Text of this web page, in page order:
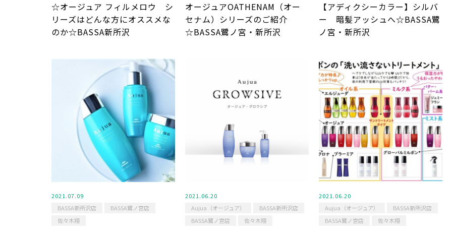
☆オージュア フィルメロウ シ
リーズはどんな方にオススメな
のか☆BASSA新所沢
オージュアOATHENAM（オー
セナム）シリーズのご紹介
☆BASSA鷺ノ宮・新所沢
【アディクシーカラー】シルバ
ー 暗髪アッシュへ☆BASSA鷺
ノ宮・新所沢
2021.07.09
BASSA新所沢店
BASSA鷺ノ宮店
佐々木翔
2021.06.20
Aujua（オージュア）
BASSA新所沢店
BASSA鷺ノ宮店
佐々木翔
2021.06.20
Aujua（オージュア）
BASSA新所沢店
BASSA鷺ノ宮店
佐々木翔